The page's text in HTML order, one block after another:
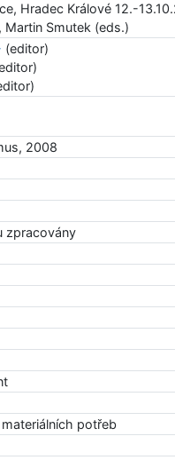
Hradec Králové 12.-
Smutek (eds.)
(editor)
2008
zpracovány
potřeb